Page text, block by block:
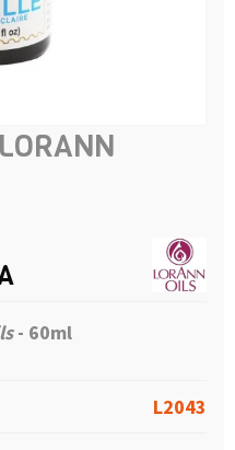
- 60ml
L2043